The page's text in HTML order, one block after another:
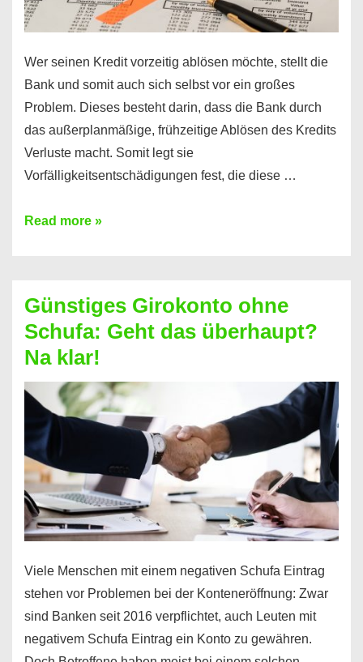
Wer seinen Kredit vorzeitig ablösen möchte, stellt die
Bank und somit auch sich selbst vor ein großes
Problem. Dieses besteht darin, dass die Bank durch
das außerplanmäßige, frühzeitige Ablösen des Kredits
Verluste macht. Somit legt sie
Vorfälligkeitsentschädigungen fest, die diese …
Kredit
dabei
profitieren
–
So
funktioniert’s
Read more »
Günstiges Girokonto ohne
Schufa: Geht das überhaupt?
Na klar!
Viele Menschen mit einem negativen Schufa Eintrag
stehen vor Problemen bei der Konteneröffnung: Zwar
sind Banken seit 2016 verpflichtet, auch Leuten mit
negativem Schufa Eintrag ein Konto zu gewähren.